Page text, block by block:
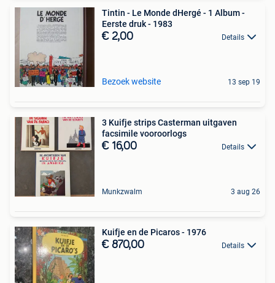
Tintin - Le Monde dHergé - 1 Album -
Eerste druk - 1983
€ 2,00 Details
Bezoek website 13 sep 19
3 Kuifje strips Casterman uitgaven
facsimile vooroorlogs
€ 16,00 Details
Munkzwalm 3 aug 26
Kuifje en de Picaros - 1976
€ 870,00 Details